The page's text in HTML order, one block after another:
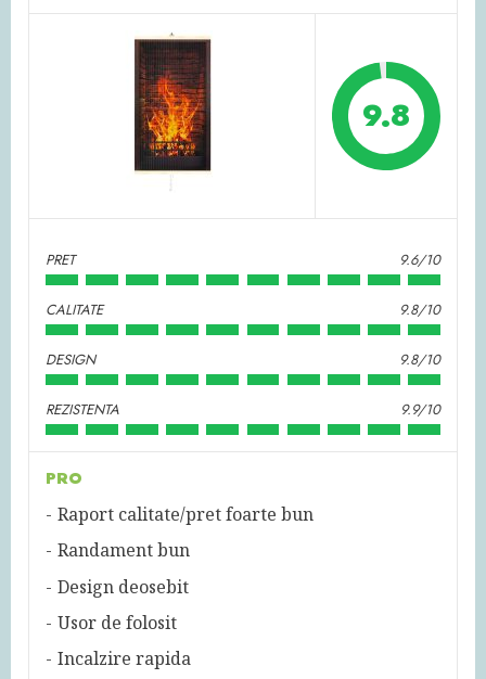
9.8
PRET 9.6/10
CALITATE 9.8/10
DESIGN 9.8/10
REZISTENTA 9.9/10
PRO
Raport calitate/pret foarte bun
Randament bun
Design deosebit
Usor de folosit
Incalzire rapida